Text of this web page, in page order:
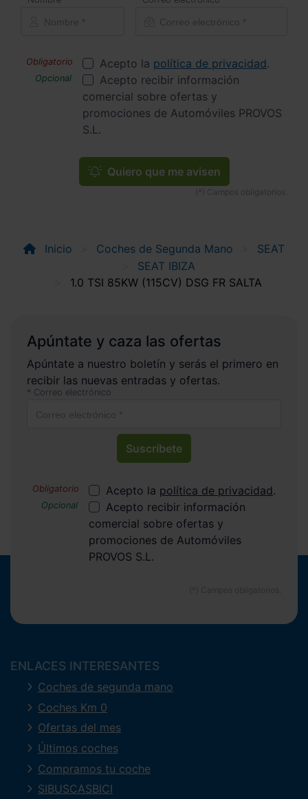
Acepto la política de privacidad.
Acepto recibir información
comercial sobre ofertas y
promociones de Automóviles PROVOS
S.L.
Quiero que me avisen
Inicio Coches de Segunda Mano
SEAT
SEAT IBIZA
1.0 TSI 85KW (115CV) DSG FR SALTA
Apúntate y caza las ofertas
Apúntate a nuestro boletín y serás el primero en
recibir las nuevas entradas y ofertas.
Correo electrónico
Suscríbete
Acepto la política de privacidad.
Acepto recibir información
comercial sobre ofertas y
promociones de Automóviles
PROVOS S.L.
ENLACES INTERESANTES
Coches de segunda mano
Coches Km 0
Ofertas del mes
Últimos coches
Compramos tu coche
SIBUSCASBICI